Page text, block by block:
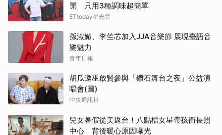
開 只用3種調味超簡單
ETtoday星光雲
孫淑媚、李竺芯加入JJA音樂節 展現臺語音
樂魅力
青年日報
胡瓜邀巫啟賢參與「鑽石舞台之夜」公益演
唱會(圖)
中央通訊社
兒女暑假從美返台！八點檔女星帶孩衝長照
中心 背後暖心原因曝光